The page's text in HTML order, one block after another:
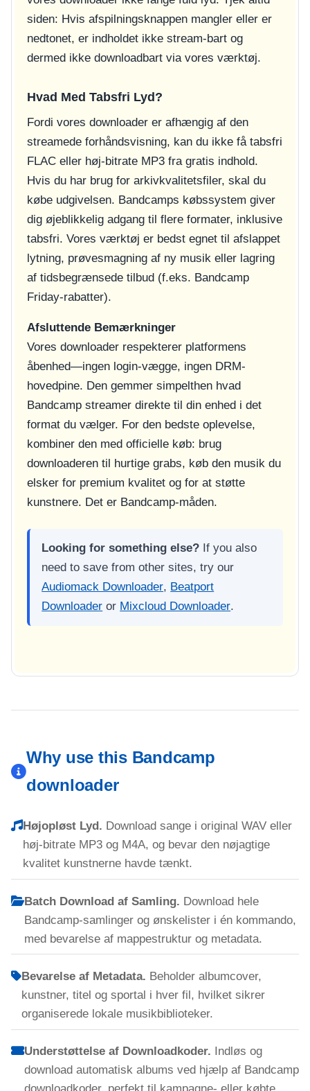
siden: Hvis afspilningsknappen mangler eller er
nedtonet, er indholdet ikke stream-bart og
dermed ikke downloadbart via vores værktøj.
Hvad Med Tabsfri Lyd?
Fordi vores downloader er afhængig af den
streamede forhåndsvisning, kan du ikke få tabsfri
FLAC eller høj-bitrate MP3 fra gratis indhold.
Hvis du har brug for arkivkvalitetsfiler, skal du
købe udgivelsen. Bandcamps købssystem giver
dig øjeblikkelig adgang til flere formater, inklusive
tabsfri. Vores værktøj er bedst egnet til afslappet
lytning, prøvesmagning af ny musik eller lagring
af tidsbegrænsede tilbud (f.eks. Bandcamp
Friday-rabatter).
Afsluttende Bemærkninger
Vores downloader respekterer platformens
åbenhed—ingen login-vægge, ingen DRM-
hovedpine. Den gemmer simpelthen hvad
Bandcamp streamer direkte til din enhed i det
format du vælger. For den bedste oplevelse,
kombiner den med officielle køb: brug
downloaderen til hurtige grabs, køb den musik du
elsker for premium kvalitet og for at støtte
kunstnere. Det er Bandcamp-måden.
Looking for something else? If you also
need to save from other sites, try our
Audiomack Downloader, Beatport
Downloader or Mixcloud Downloader.
Why use this Bandcamp
downloader
Højopløst Lyd. Download sange i original WAV eller
høj-bitrate MP3 og M4A, og bevar den nøjagtige
kvalitet kunstnerne havde tænkt.
Batch Download af Samling. Download hele
Bandcamp-samlinger og ønskelister i én kommando,
med bevarelse af mappestruktur og metadata.
Bevarelse af Metadata. Beholder albumcover,
kunstner, titel og sportal i hver fil, hvilket sikrer
organiserede lokale musikbiblioteker.
Understøttelse af Downloadkoder. Indløs og
download automatisk albums ved hjælp af Bandcamp